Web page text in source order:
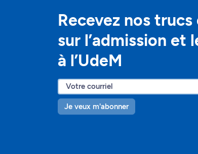
Recevez nos
sur l’admission et
à l’UdeM
Je veux m'abonner